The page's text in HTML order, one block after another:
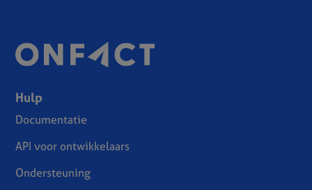
Hulp
Documentatie
API voor ontwikkelaars
Ondersteuning